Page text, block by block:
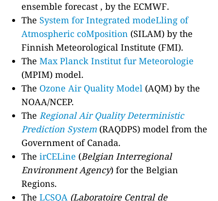
ensemble forecast , by the ECMWF.
The System for Integrated modeLling of
Atmospheric coMposition (SILAM) by the
Finnish Meteorological Institute (FMI).
TheMax Planck Institut fur Meteorologie
(MPIM) model.
The Ozone Air Quality Model (AQM) by the
NOAA/NCEP.
TheRegional Air Quality Deterministic
Prediction System (RAQDPS) model from the
Government of Canada.
TheirCELine (Belgian Interregional
Environment Agency) for the Belgian
Regions.
TheLCSQA (Laboratoire Central de